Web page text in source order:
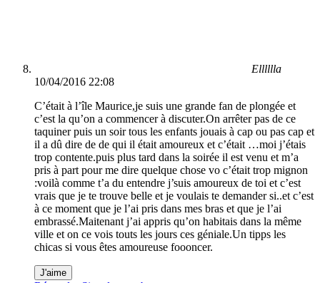
Elllllla
10/04/2016 22:08
C’était à l’île Maurice,je suis une grande fan de plongée et
c’est la qu’on a commencer à discuter.On arrêter pas de ce
taquiner puis un soir tous les enfants jouais à cap ou pas cap et
il a dû dire de de qui il était amoureux et c’était …moi j’étais
trop contente.puis plus tard dans la soirée il est venu et m’a
pris à part pour me dire quelque chose vo c’était trop mignon
:voilà comme t’a du entendre j’suis amoureux de toi et c’est
vrais que je te trouve belle et je voulais te demander si..et c’est
à ce moment que je l’ai pris dans mes bras et que je l’ai
embrassé.Maitenant j’ai appris qu’on habitais dans la même
ville et on ce vois touts les jours ces géniale.Un tipps les
chicas si vous êtes amoureuse foooncer.
J'aime